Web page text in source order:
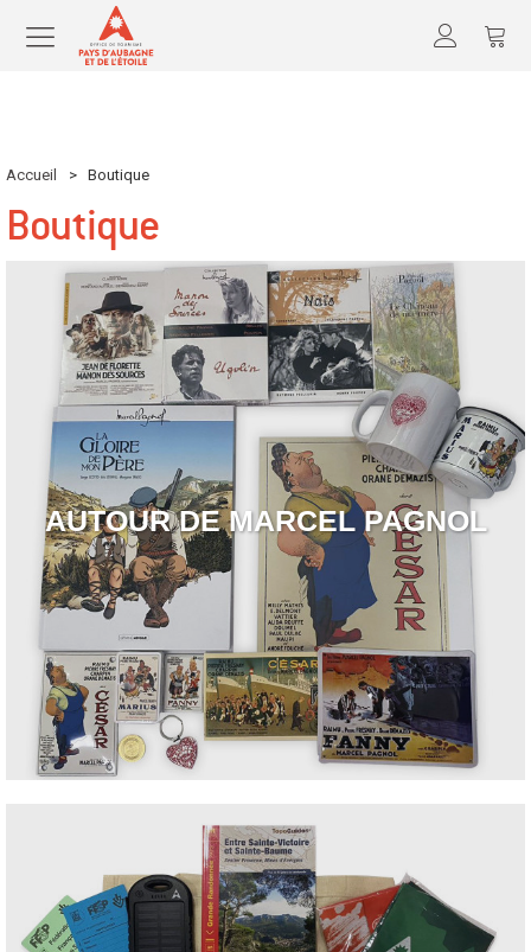
Accueil > Boutique
Boutique
AUTOUR DE MARCEL PAGNOL